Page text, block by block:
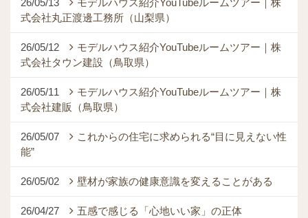
26/05/13
モデルハウス紹介YouTubeルームツアー｜株
式会社丸正渡邊工務所（山梨県）
26/05/12
モデルハウス紹介YouTubeルームツアー｜株
式会社タウン建設（鳥取県）
26/05/11
モデルハウス紹介YouTubeルームツアー｜株
式会社建販（鳥取県）
26/05/07
これからの住宅に求められる“目に見えない性
能”
26/05/02 壁材が家族の健康意識を変えることがある
26/04/27 五感で感じる「心地いい家」の正体